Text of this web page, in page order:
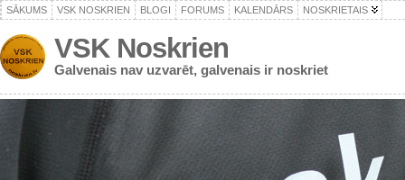
SĀKUMS VSK NOSKRIEN BLOGI FORUMS KALENDĀRS NOSKRIETAIS
VSK Noskrien
Galvenais nav uzvarēt, galvenais ir noskriet